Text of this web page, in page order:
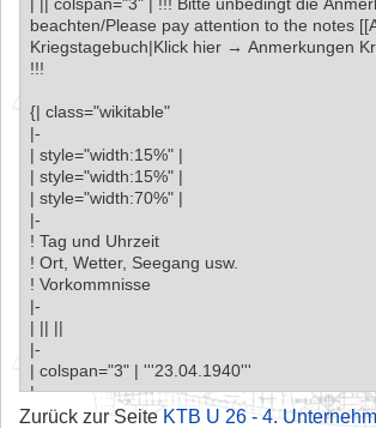
Zurück zur Seite KTB U 26 - 4.